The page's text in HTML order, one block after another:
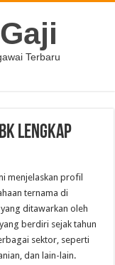
Terbaru
Lengkap
menjelaskan profil
ternama di
ditawarkan oleh
berdiri sejak tahun
sektor, seperti
dan lain-lain.